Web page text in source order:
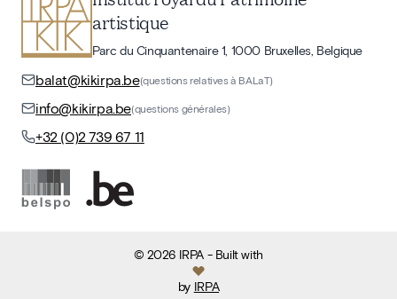
artistique
Parc du Cinquantenaire 1, 1000 Bruxelles, Belgique
balat@kikirpa.be(questions relatives à BALaT)
info@kikirpa.be(questions générales)
+32 (0)2 739 67 11
©2026 IRPA- Built with
by IRPA